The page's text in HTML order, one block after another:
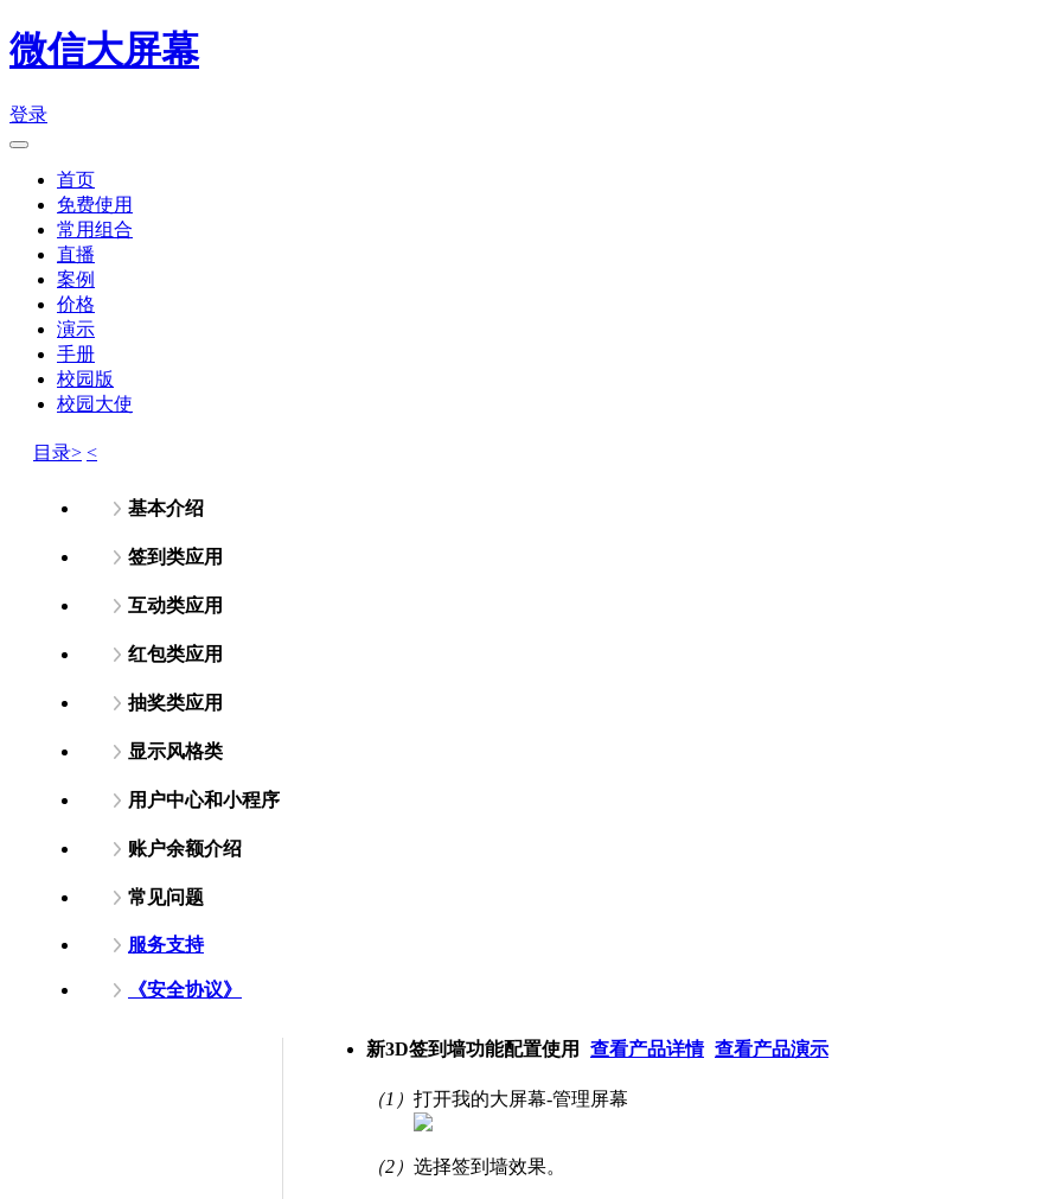
微信大屏幕
登录
首页
免费使用
常用组合
直播
案例
价格
演示
手册
校园版
校园大使
目录> <
基本介绍
签到类应用
互动类应用
红包类应用
抽奖类应用
显示风格类
用户中心和小程序
账户余额介绍
常见问题
服务支持
《安全协议》
新3D签到墙功能配置使用 查看产品详情 查看产品演示
（1） 打开我的大屏幕-管理屏幕
（2） 选择签到墙效果。